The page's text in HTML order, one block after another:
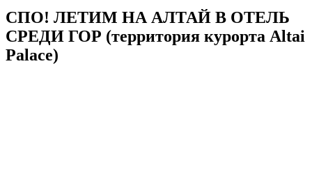
СПО! ЛЕТИМ НА АЛТАЙ В ОТЕЛЬ
СРЕДИ ГОР (территория курорта Altai
Palace)